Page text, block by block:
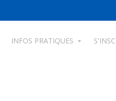
INFOS PRATIQUES